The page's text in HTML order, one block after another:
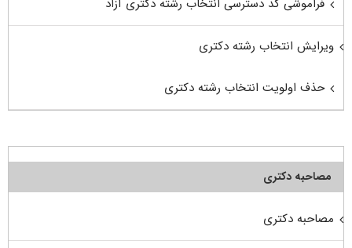
فراموشی کد دسترسی انتخاب رشته دکتری آزاد
ویرایش انتخاب رشته دکتری
حذف اولویت انتخاب رشته دکتری
مصاحبه دکتری
مصاحبه دکتری